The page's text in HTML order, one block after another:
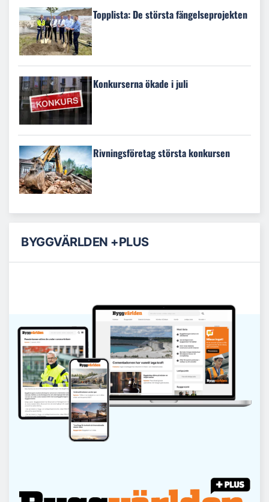
Topplista: De största fängelseprojekten
Konkurserna ökade i juli
Rivningsföretag största konkursen
BYGGVÄRLDEN +PLUS